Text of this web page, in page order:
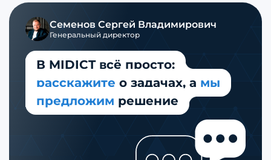
Семенов Сергей Владимирович
Генеральный директор
В MIDICT всё просто:
расскажите о задачах, а мы
предложим решение